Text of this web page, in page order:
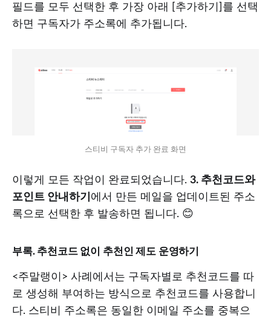
필드를 모두 선택한 후 가장 아래 [추가하기]를 선택
하면 구독자가 주소록에 추가됩니다.
스티비 구독자 추가 완료 화면
이렇게 모든 작업이 완료되었습니다. 3. 추천코드와
포인트 안내하기 에서 만든 메일을 업데이트된 주소
록으로 선택한 후 발송하면 됩니다. 😊
부록. 추천코드 없이 추천인 제도 운영하기
<주말랭이> 사례에서는 구독자별로 추천코드를 따
로 생성해 부여하는 방식으로 추천코드를 사용합니
다. 스티비 주소록은 동일한 이메일 주소를 중복으